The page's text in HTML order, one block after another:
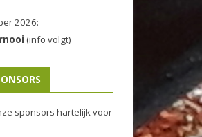
2026:
(info volgt)
sponsors hartelijk voor